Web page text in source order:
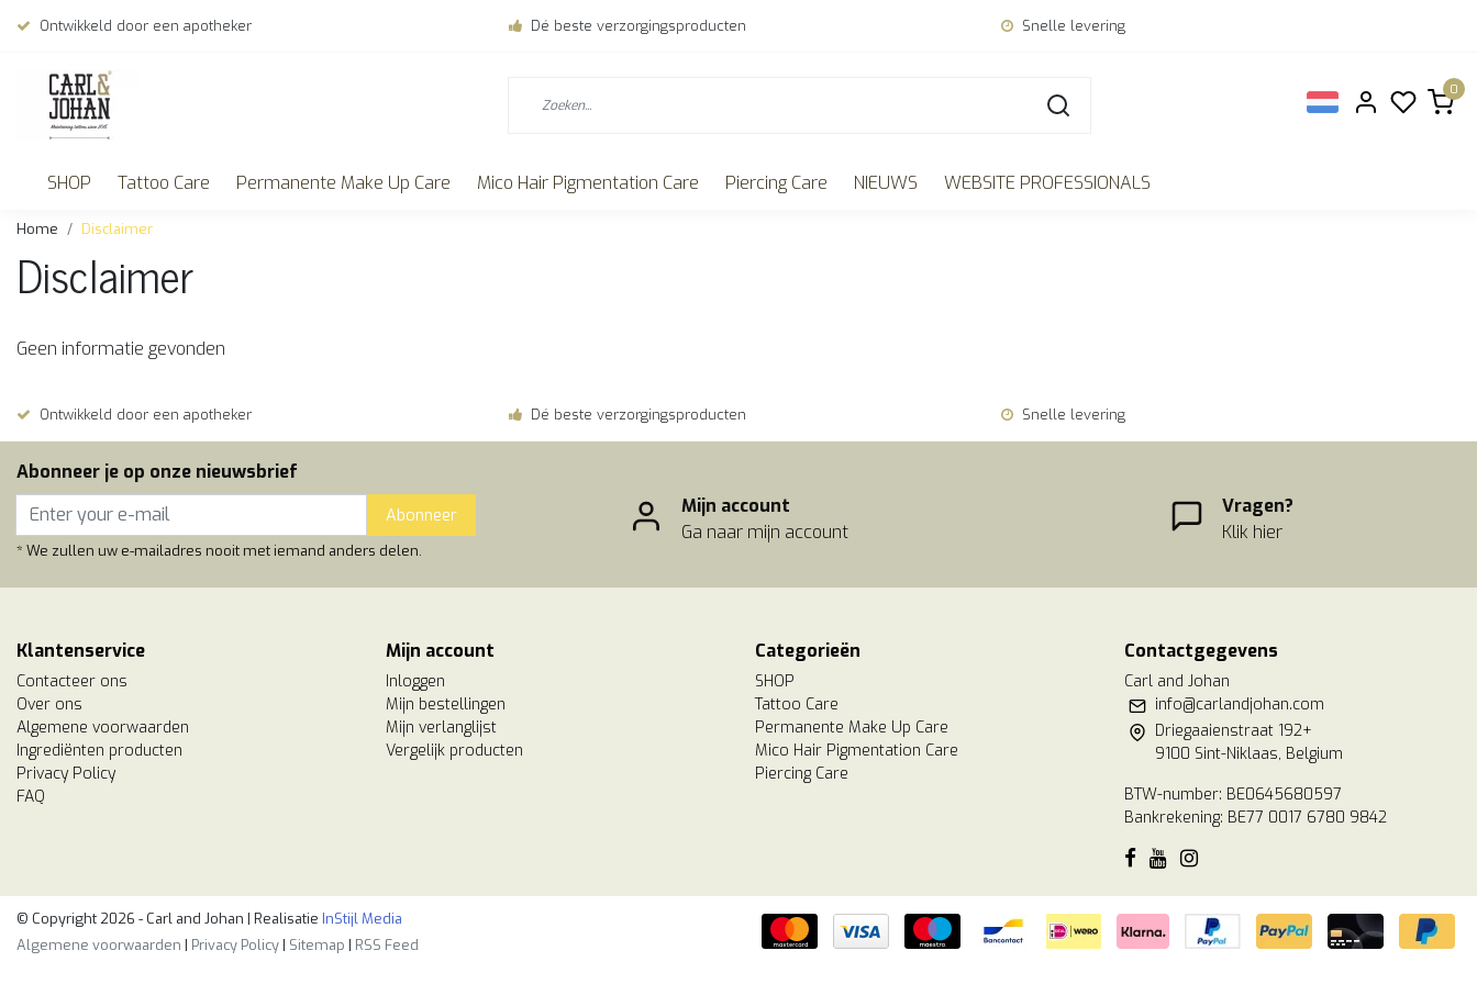
Ontwikkeld door een apotheker Dé beste verzorgingsproducten Snelle levering
0
SHOP Tattoo Care Permanente Make Up Care Mico Hair Pigmentation Care Piercing Care NIEUWS WEBSITE PROFESSIONALS
Home Disclaimer
Disclaimer
Geen informatie gevonden
Ontwikkeld door een apotheker Dé beste verzorgingsproducten Snelle levering
Abonneer je op onze nieuwsbrief
Abonneer
* We zullen uw e-mailadres nooit met iemand anders delen.
Mijn account
Ga naar mijn account
Vragen?
Klik hier
Klantenservice
Contacteer ons
Over ons
Algemene voorwaarden
Ingrediënten producten
Privacy Policy
FAQ
Mijn account
Inloggen
Mijn bestellingen
Mijn verlanglijst
Vergelijk producten
Categorieën
SHOP
Tattoo Care
Permanente Make Up Care
Mico Hair Pigmentation Care
Piercing Care
Contactgegevens
Carl and Johan
info@carlandjohan.com
Driegaaienstraat 192+
9100 Sint-Niklaas, Belgium
BTW-number: BE0645680597
Bankrekening: BE77 0017 6780 9842
© Copyright 2026 - Carl and Johan | Realisatie InStijl Media
Algemene voorwaarden | Privacy Policy | Sitemap | RSS Feed